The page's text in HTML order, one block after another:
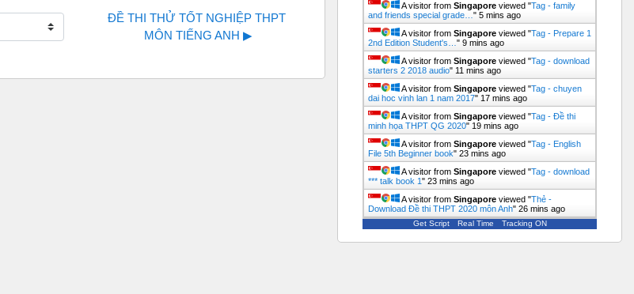
ĐỀ THI THỬ TỐT NGHIỆP THPT
MÔN TIẾNG ANH ▶︎
A visitor from Singapore viewed "Tag - family
and friends special grade… " 5 mins ago
A visitor from Singapore viewed "Tag - Prepare 1
2nd Edition Student's… " 9 mins ago
A visitor from Singapore viewed "Tag - download
starters 2 2018 audio" 11 mins ago
A visitor from Singapore viewed "Tag - chuyen
dai hoc vinh lan 1 nam 2017" 17 mins ago
A visitor from Singapore viewed "Tag - Đề thi
minh họa THPT QG 2020" 19 mins ago
A visitor from Singapore viewed "Tag - English
File 5th Beginner book" 23 mins ago
A visitor from Singapore viewed "Tag - download
*** talk book 1" 23 mins ago
A visitor from Singapore viewed "Thẻ -
Download Đề thi THPT 2020 môn Anh" 26 mins ago
Get Script Real Time Tracking ON